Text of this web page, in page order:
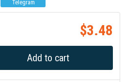
Telegram
$3.48